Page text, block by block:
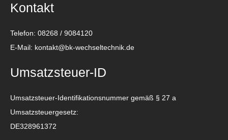
Kontakt
Telefon: 08268 / 9084120
E-Mail: kontakt@bk-wechseltechnik.de
Umsatzsteuer-ID
Umsatzsteuer-Identifikationsnummer gemäß § 27 a
Umsatzsteuergesetz:
DE328961372